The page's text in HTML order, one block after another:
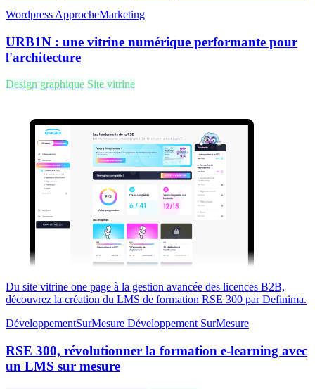
Wordpress ApprocheMarketing
URB1N : une vitrine numérique performante pour
l'architecture
Design graphique Site vitrine
Du site vitrine one page à la gestion avancée des licences B2B,
découvrez la création du LMS de formation RSE 300 par Definima.
DéveloppementSurMesure Développement SurMesure
RSE 300, révolutionner la formation e-learning avec
un LMS sur mesure